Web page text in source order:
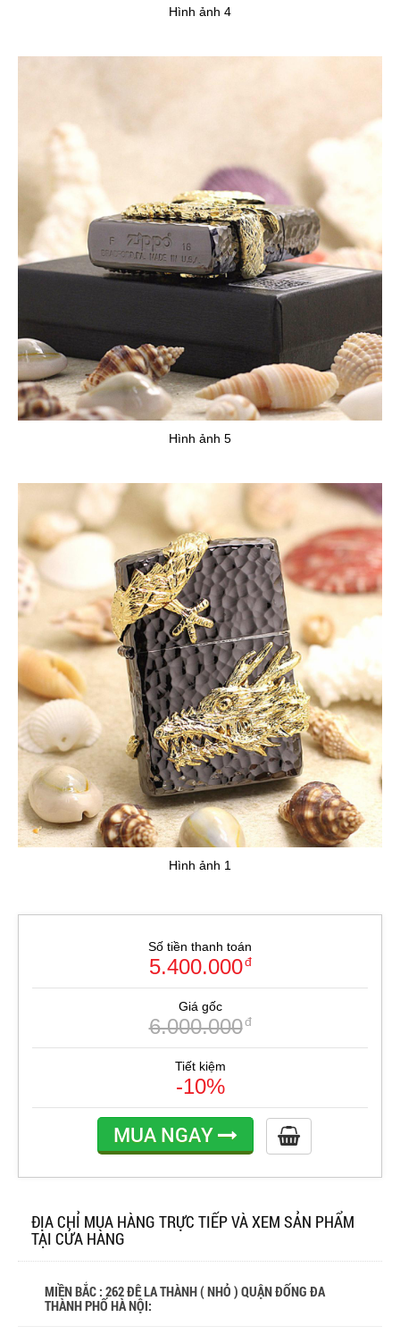
Hình ảnh 4
Hình ảnh 5
Hình ảnh 1
Số tiền thanh toán
5.400.000đ
Giá gốc
6.000.000đ
Tiết kiệm
-10%
MUA NGAY
ĐỊA CHỈ MUA HÀNG TRỰC TIẾP VÀ XEM SẢN PHẨM
TẠI CỬA HÀNG
MIỀN BẮC : 262 ĐÊ LA THÀNH ( NHỎ ) QUẬN ĐỐNG ĐA
THÀNH PHỐ HÀ NỘI: